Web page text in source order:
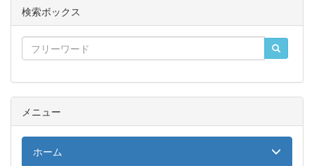
検索ボックス
メニュー
ホーム